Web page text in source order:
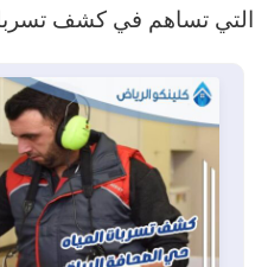
التي تساهم في كشف